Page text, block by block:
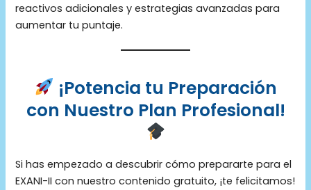
reactivos adicionales y estrategias avanzadas para
aumentar tu puntaje.
¡Potencia tu Preparación
con Nuestro Plan Profesional!
Si has empezado a descubrir cómo prepararte para el
EXANI-II con nuestro contenido gratuito, ¡te felicitamos!